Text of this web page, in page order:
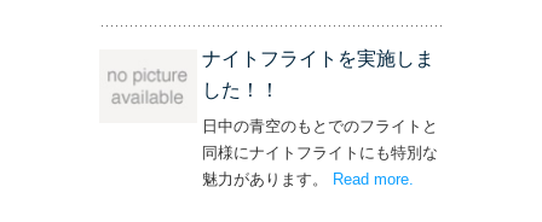
ナイトフライトを実施しま
した！！
日中の青空のもとでのフライトと
同様にナイトフライトにも特別な
魅力があります。 Read more